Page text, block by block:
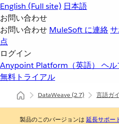
English (Full site) 日本語
お問い合わせ
お問い合わせ MuleSoft に連絡
点
ログイン
Anypoint Platform（英語） ヘル
無料トライアル
DataWeave(2.7) 言語ガ
製品のこのバージョンは 延長サポー